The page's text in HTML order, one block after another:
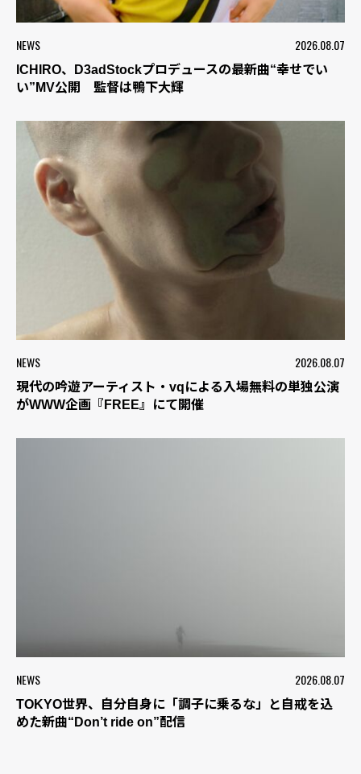
NEWS 2026.08.07
ICHIRO、D3adStockプロデュースの最新曲“幸せでい
い”MV公開 監督は鴨下大輝
NEWS 2026.08.07
現代の吟遊アーティスト・vqによる入場無料の単独公演
がWWW企画『FREE』にて開催
NEWS 2026.08.07
TOKYO世界、自分自身に「調子に乗るな」と自戒を込
めた新曲“Don’t ride on”配信